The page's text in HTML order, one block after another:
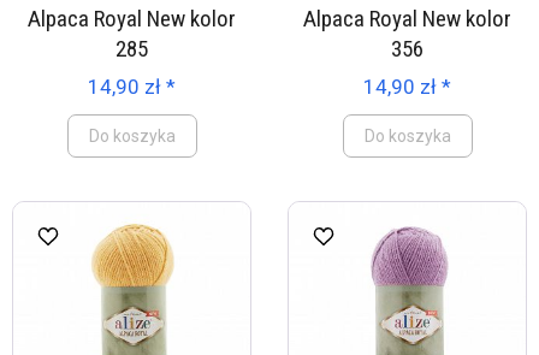
Alpaca Royal New kolor
285
14,90 zł *
Do koszyka
Alpaca Royal New kolor
356
14,90 zł *
Do koszyka